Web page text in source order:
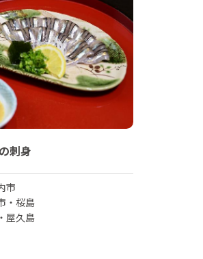
刺身
市
・桜島
屋久島